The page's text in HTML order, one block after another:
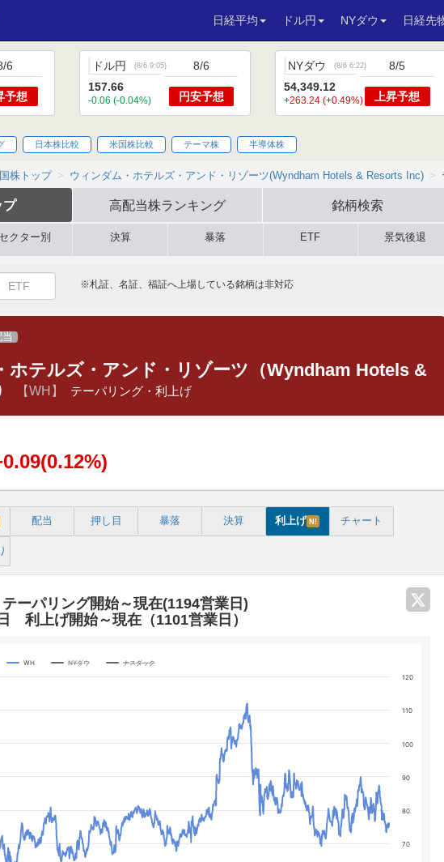
日経平均 ドル円 NYダウ 日経先
6
予想
ドル円 (8/6 9:05)
157.66
-0.06 (-0.04%)
8/6
円安予想
NYダウ (8/6 6:22)
54,349.12
+263.24 (+0.49%)
8/5
上昇予想
日本株比較 米国株比較 テーマ株 半導体株
株トップ ウィンダム・ホテルズ・アンド・リゾーツ(Wyndham Hotels & Resorts Inc)
プ 高配当株ランキング 銘柄検索
セクター別 決算 暴落 ETF 景気後退
※札証、名証、福証へ上場している銘柄は非対応
ホテルズ・アンド・リゾーツ（Wyndham Hotels &
【WH】 テーパリング・利上げ
配当 押し目 暴落 決算 利上げ N! チャート
ーパリング開始～現在(1194営業日)
利上げ開始～現在（1101営業日）
axis displaying categories.
summary
WH NYダウ ナスダック
70
80
90
100
110
120